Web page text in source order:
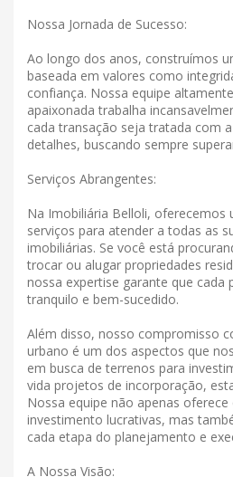
Nossa Jornada de Sucesso:
Ao longo dos anos, construímos
baseada em valores como
confiança. Nossa equipe
apaixonada trabalha
cada transação seja tratada com
detalhes, buscando sempre
Serviços Abrangentes:
Na Imobiliária Belloli, oferecemos
serviços para atender a todas as
imobiliárias. Se você está
trocar ou alugar propriedades
nossa expertise garante que cada
tranquilo e bem-sucedido.
Além disso, nosso compromisso
urbano é um dos aspectos que
em busca de terrenos para
vida projetos de incorporação,
Nossa equipe não apenas
investimento lucrativas, mas
cada etapa do planejamento e
A Nossa Visão: